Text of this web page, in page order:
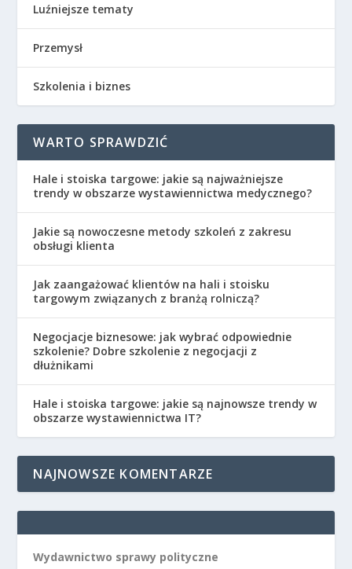
Luźniejsze tematy
Przemysł
Szkolenia i biznes
WARTO SPRAWDZIĆ
Hale i stoiska targowe: jakie są najważniejsze
trendy w obszarze wystawiennictwa medycznego?
Jakie są nowoczesne metody szkoleń z zakresu
obsługi klienta
Jak zaangażować klientów na hali i stoisku
targowym związanych z branżą rolniczą?
Negocjacje biznesowe: jak wybrać odpowiednie
szkolenie? Dobre szkolenie z negocjacji z
dłużnikami
Hale i stoiska targowe: jakie są najnowsze trendy w
obszarze wystawiennictwa IT?
NAJNOWSZE KOMENTARZE
Wydawnictwo sprawy polityczne